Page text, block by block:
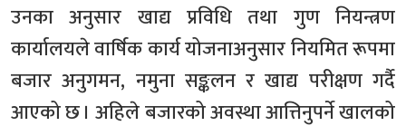
उनका अनुसार खाद्य प्रविधि तथा गुण नियन्त्रण
कार्यालयले वार्षिक कार्य योजनाअनुसार नियमित रूपमा
बजार अनुगमन, नमुना सङ्कलन र खाद्य परीक्षण गर्दै
आएको छ । अहिले बजारको अवस्था आत्तिनुपर्ने खालको